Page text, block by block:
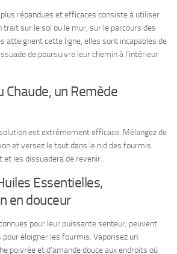
répandues et efficaces consiste à utiliser
trait sur le sol ou le mur, sur le parcours des
atteignent cette ligne, elles sont incapables de
de poursuivre leur chemin à l’intérieur
Chaude, un Remède
est extrêmement efficace. Mélangez de
et versez le tout dans le nid des fourmis.
et les dissuadera de revenir.
Essentielles,
en douceur
pour leur puissante senteur, peuvent
éloigner les fourmis. Vaporisez un
poivrée et d’amande douce aux endroits où